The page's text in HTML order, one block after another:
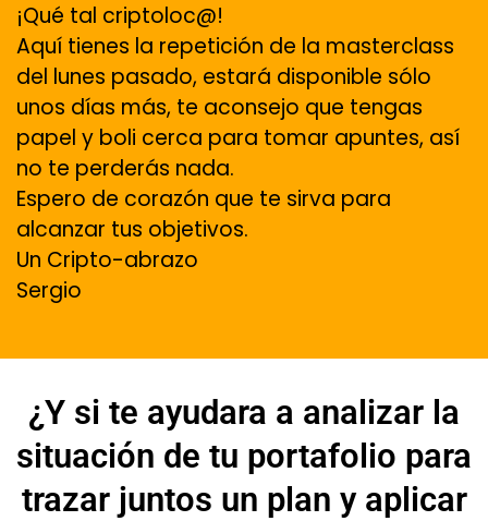
¡Qué tal criptoloc@!
Aquí tienes la repetición de la masterclass
del lunes pasado, estará disponible sólo
unos días más, te aconsejo que tengas
papel y boli cerca para tomar apuntes, así
no te perderás nada.
Espero de corazón que te sirva para
alcanzar tus objetivos.
Un Cripto-abrazo
Sergio
¿Y si te ayudara a analizar la
situación de tu portafolio para
trazar juntos un plan y aplicar